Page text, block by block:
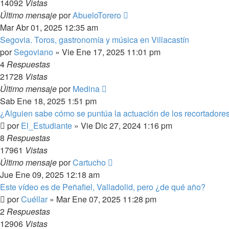
14092 Vistas
Último mensajeporAbueloTorero
Mar Abr 01, 2025 12:35 am
Segovia. Toros, gastronomía y música en Villacastín
porSegoviano » Vie Ene 17, 2025 11:01 pm
4Respuestas
21728 Vistas
Último mensajeporMedina
Sab Ene 18, 2025 1:51 pm
¿Alguien sabe cómo se puntúa la actuación de los
porEl_Estudiante » Vie Dic 27, 2024 1:16 pm
8 Respuestas
17961 Vistas
Último mensajeporCartucho
Jue Ene 09, 2025 12:18 am
Este vídeo es de Peñafiel, Valladolid, pero ¿de qué año?
porCuéllar » Mar Ene 07, 2025 11:28 pm
2Respuestas
12906 Vistas